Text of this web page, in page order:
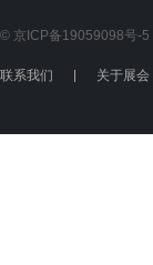
© 京ICP备19059098号-5
联系我们 关于展会